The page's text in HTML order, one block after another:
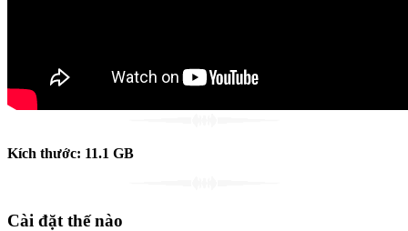
Kích thước: 11.1 GB
Cài đặt thế nào